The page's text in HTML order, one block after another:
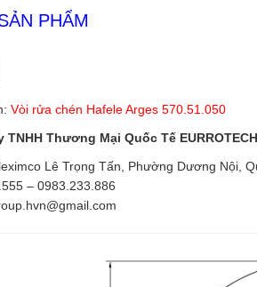
PHẨM
Vòi rửa chén Hafele Arges 570.51.050
TNHH Thương Mại Quốc Tế EURROTECH
Lê Trọng Tấn, Phường Dương Nội,
– 0983.233.886